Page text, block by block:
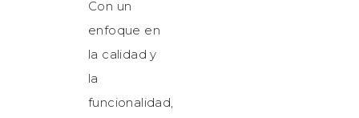
Con un
enfoque en
la calidad y
la
funcionalidad,